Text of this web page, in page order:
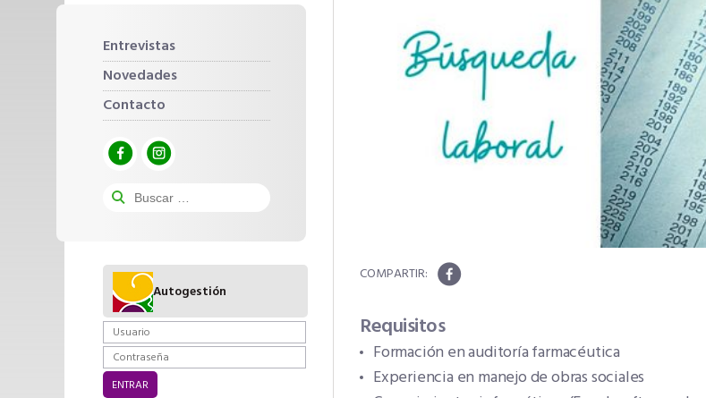
Entrevistas
Novedades
Contacto
Autogestión
Requisitos
Formación en auditoría farmacéutica
Experiencia en manejo de obras sociales